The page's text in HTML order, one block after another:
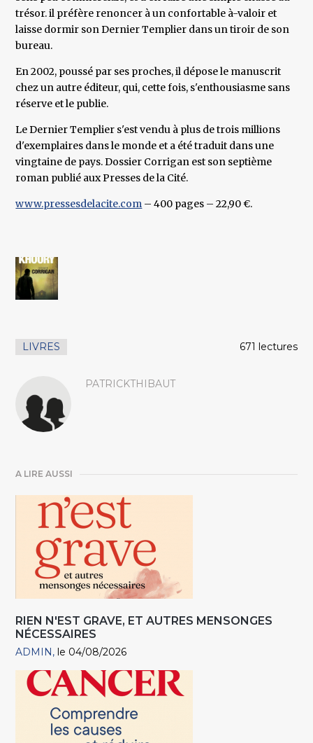
trésor. il préfère renoncer à un confortable à-valoir et
laisse dormir son Dernier Templier dans un tiroir de son
bureau.
En 2002, poussé par ses proches, il dépose le manuscrit
chez un autre éditeur, qui, cette fois, s'enthousiasme sans
réserve et le publie.
Le Dernier Templier s'est vendu à plus de trois millions
d'exemplaires dans le monde et a été traduit dans une
vingtaine de pays. Dossier Corrigan est son septième
roman publié aux Presses de la Cité.
www.pressesdelacite.com – 400 pages – 22,90 €.
LIVRES 671 lectures
PATRICKTHIBAUT
A LIRE AUSSI
RIEN N'EST GRAVE, ET AUTRES MENSONGES
NÉCESSAIRES
ADMIN le 04/08/2026